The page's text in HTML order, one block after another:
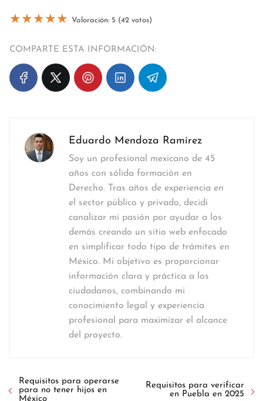
★★★★★ Valoración: 5 (42 votos)
COMPARTE ESTA INFORMACIÓN:
Eduardo Mendoza Ramírez
Soy un profesional mexicano de 45
años con sólida formación en
Derecho. Tras años de experiencia en
el sector público y privado, decidí
canalizar mi pasión por ayudar a los
demás creando un sitio web enfocado
en simplificar todo tipo de trámites en
México. Mi objetivo es proporcionar
información clara y práctica a los
ciudadanos, combinando mi
conocimiento legal y experiencia
profesional para maximizar el alcance
del proyecto.
Requisitos para operarse
para no tener hijos en
México
Requisitos para verificar
en Puebla en 2025